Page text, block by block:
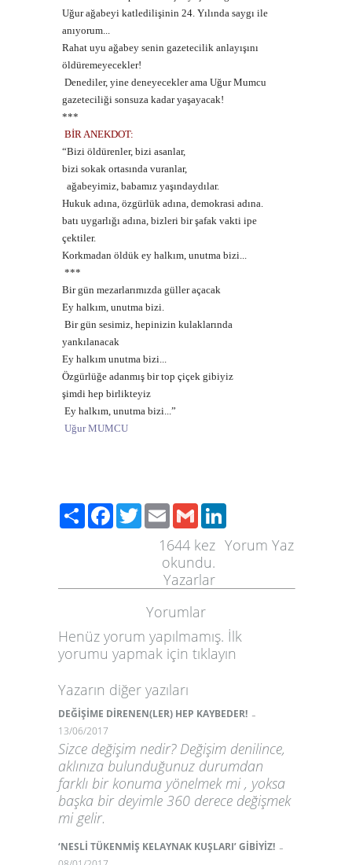
Uğur ağabeyi katledilişinin 24. Yılında saygı ile
anıyorum...
Rahat uyu ağabey senin gazetecilik anlayışını
öldüremeyecekler!
Denediler, yine deneyecekler ama Uğur Mumcu
gazeteciliği sonsuza kadar yaşayacak!
***
BİR ANEKDOT:
“Bizi öldürenler, bizi asanlar,
bizi sokak ortasında vuranlar,
ağabeyimiz, babamız yaşındaydılar.
Hukuk adına, özgürlük adına, demokrasi adına.
batı uygarlığı adına, bizleri bir şafak vakti ipe
çektiler.
Korkmadan öldük ey halkım, unutma bizi...
***
Bir gün mezarlarımızda güller açacak
Ey halkım, unutma bizi.
Bir gün sesimiz, hepinizin kulaklarında
yankılanacak
Ey halkım unutma bizi...
Özgürlüğe adanmış bir top çiçek gibiyiz
şimdi hep birlikteyiz
Ey halkım, unutma bizi...”
Uğur MUMCU
PaylaşFacebook
TwitterEmailGmail
Yorum Yaz
1644 kez
okundu.
Yazarlar
Yorumlar
Henüz yorum yapılmamış. İlk
yorumu yapmak için tıklayın
Yazarın diğer yazıları
DEĞİŞİME DİRENEN(LER) HEP KAYBEDER! -
13/06/2017
Sizce değişim nedir? Değişim denilince,
aklınıza bulunduğunuz durumdan
farklı bir konuma yönelmek mi , yoksa
başka bir deyimle 360 derece değişmek
mi gelir.
‘NESLİ TÜKENMİŞ KELAYNAK KUŞLARI’ GİBİYİZ! -